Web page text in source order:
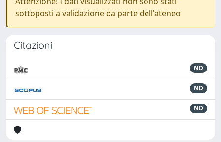
sottoposti a validazione da parte dell'ateneo
Citazioni
ND
ND
ND